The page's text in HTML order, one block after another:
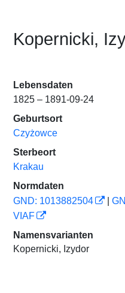
Kopernicki,
Lebensdaten
1825 – 1891-09-24
Geburtsort
Czyżowce
Sterbeort
Krakau
Normdaten
GND: 1013882504
VIAF
Namensvarianten
Kopernicki, Izydor